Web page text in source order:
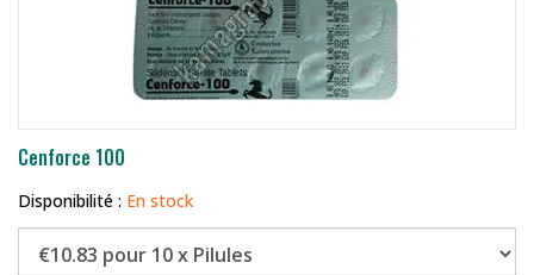
Cenforce 100
Disponibilité : En stock